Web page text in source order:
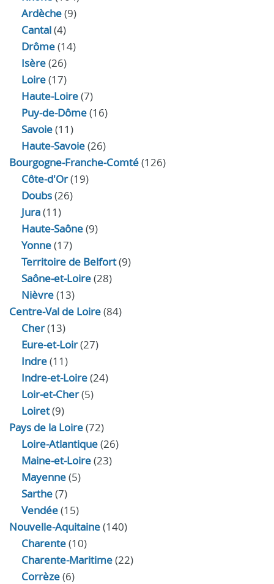
Ardèche(9)
Cantal(4)
Drôme(14)
Isère(26)
Loire(17)
Haute-Loire(7)
Puy-de-Dôme(16)
Savoie(11)
Haute-Savoie(26)
Bourgogne-Franche-Comté(126)
Côte-d'Or(19)
Doubs(26)
Jura(11)
Haute‑Saône(9)
Yonne(17)
Territoire de Belfort(9)
Saône-et-Loire(28)
Nièvre(13)
Centre-Val de Loire(84)
Cher(13)
Eure‑et‑Loir(27)
Indre(11)
Indre‑et‑Loire(24)
Loir‑et‑Cher(5)
Loiret(9)
Pays de la Loire(72)
Loire-Atlantique(26)
Maine-et-Loire(23)
Mayenne(5)
Sarthe(7)
Vendée(15)
Nouvelle-Aquitaine(140)
Charente(10)
Charente-Maritime(22)
Corrèze(6)